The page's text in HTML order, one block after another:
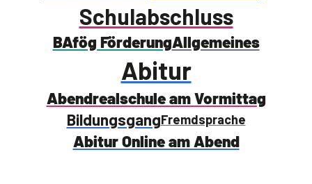
Schulabschluss
BAfög FörderungAllgemeines
Abitur
Abendrealschule am Vormittag
BildungsgangFremdsprache
Abitur Online am Abend